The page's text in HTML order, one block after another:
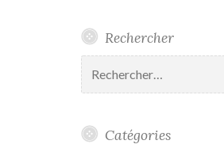
Rechercher
Catégories